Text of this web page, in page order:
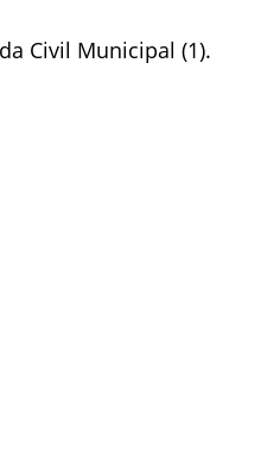
Civil Municipal (1).